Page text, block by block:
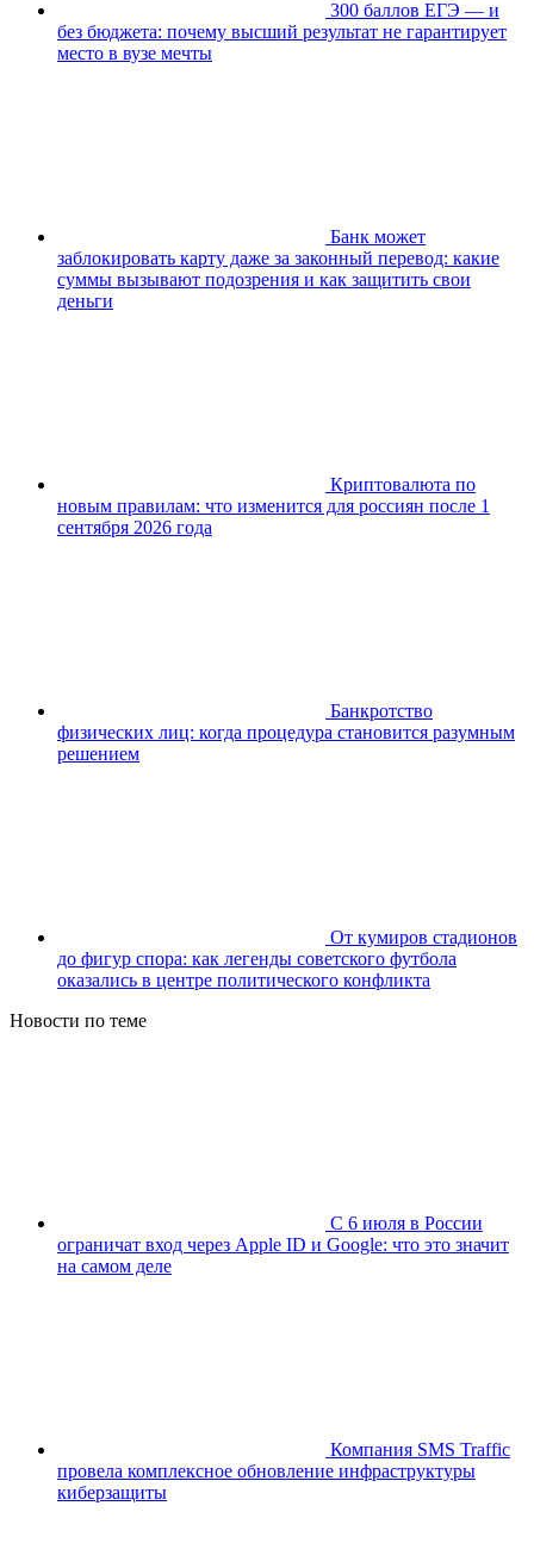
300 баллов ЕГЭ — и
без бюджета: почему высший результат не гарантирует
место в вузе мечты
Банк может
заблокировать карту даже за законный перевод: какие
суммы вызывают подозрения и как защитить свои
деньги
Криптовалюта по
новым правилам: что изменится для россиян после 1
сентября 2026 года
Банкротство
физических лиц: когда процедура становится разумным
решением
От кумиров стадионов
до фигур спора: как легенды советского футбола
оказались в центре политического конфликта
Новости по теме
С 6 июля в России
ограничат вход через Apple ID и Google: что это значит
на самом деле
Компания SMS Traffic
провела комплексное обновление инфраструктуры
киберзащиты